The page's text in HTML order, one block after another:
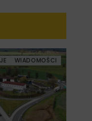
WIADOMOŚCI